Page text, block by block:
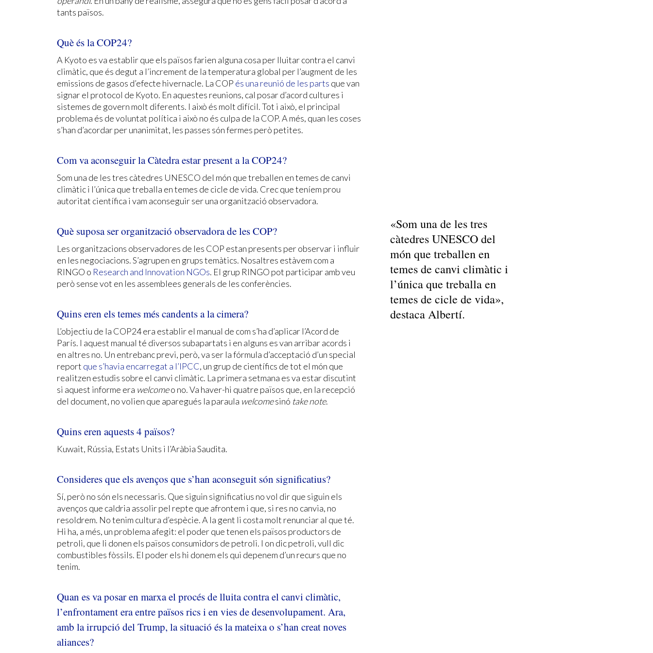
tants països.
Què és la COP24?
A Kyoto es va establir que els països farien alguna cosa per lluitar contra el canvi
climàtic, que és degut a l’increment de la temperatura global per l’augment de les
emissions de gasos d’efecte hivernacle. La COP és una reunió de les parts que van
signar el protocol de Kyoto. En aquestes reunions, cal posar d’acord cultures i
sistemes de govern molt diferents. I això és molt difícil. Tot i això, el principal
problema és de voluntat política i això no és culpa de la COP. A més, quan les coses
s’han d’acordar per unanimitat, les passes són fermes però petites.
Com va aconseguir la Càtedra estar present a la COP24?
Som una de les tres càtedres UNESCO del món que treballen en temes de canvi
climàtic i l’única que treballa en temes de cicle de vida. Crec que teníem prou
autoritat científica i vam aconseguir ser una organització observadora.
«Som una de les tres
càtedres UNESCO del
món que treballen en
temes de canvi climàtic i
l’única que treballa en
temes de cicle de vida»,
destaca Albertí.
Què suposa ser organització observadora de les COP?
Les organitzacions observadores de les COP estan presents per observar i influir
en les negociacions. S’agrupen en grups temàtics. Nosaltres estàvem com a
RINGO o Research and Innovation NGOs. El grup RINGO pot participar amb veu
però sense vot en les assemblees generals de les conferències.
Quins eren els temes més candents a la cimera?
L’objectiu de la COP24 era establir el manual de com s’ha d’aplicar l’Acord de
París. I aquest manual té diversos subapartats i en alguns es van arribar acords i
en altres no. Un entrebanc previ, però, va ser la fórmula d’acceptació d’un special
report que s’havia encarregat a l’IPCC, un grup de científics de tot el món que
realitzen estudis sobre el canvi climàtic. La primera setmana es va estar discutint
si aquest informe era welcomeo no. Va haver-hi quatre països que, en la recepció
del document, no volien que aparegués la paraula welcomesinó take note.
Quins eren aquests 4 països?
Kuwait, Rússia, Estats Units i l’Aràbia Saudita.
Consideres que els avenços que s’han aconseguit són significatius?
Sí, però no són els necessaris. Que siguin significatius no vol dir que siguin els
avenços que caldria assolir pel repte que afrontem i que, si res no canvia, no
resoldrem. No tenim cultura d’espècie. A la gent li costa molt renunciar al que té.
Hi ha, a més, un problema afegit: el poder que tenen els països productors de
petroli, que li donen els països consumidors de petroli. I on dic petroli, vull dic
combustibles fòssils. El poder els hi donem els qui depenem d’un recurs que no
tenim.
Quan es va posar en marxa el procés de lluita contra el canvi climàtic,
l’enfrontament era entre països rics i en vies de desenvolupament. Ara,
amb la irrupció del Trump, la situació és la mateixa o s’han creat noves
aliances?